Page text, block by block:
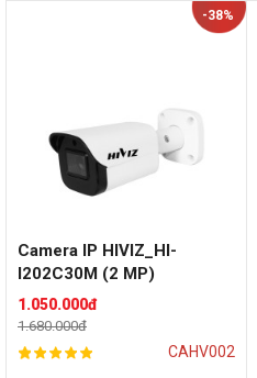
-38%
Camera IP HIVIZ_HI-
I202C30M (2 MP)
1.050.000đ
1.680.000đ
CAHV002